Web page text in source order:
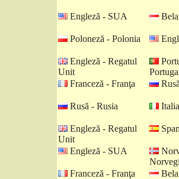
Engleză - SUA
Poloneză - Polonia
Engleză - Regatul
Unit
Franceză - Franţa
Rusă - Rusia
Engleză - Regatul
Unit
Engleză - SUA
Franceză - Franţa